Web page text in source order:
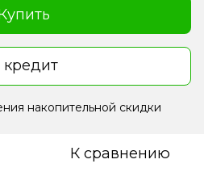
кредит
накопительной скидки
К сравнению